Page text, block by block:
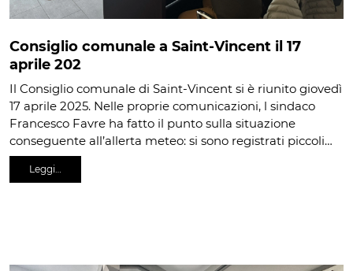
Consiglio comunale a Saint-Vincent il 17
aprile 202
Il Consiglio comunale di Saint-Vincent si è riunito giovedì
17 aprile 2025. Nelle proprie comunicazioni, l sindaco
Francesco Favre ha fatto il punto sulla situazione
conseguente all’allerta meteo: si sono registrati piccoli…
Leggi…